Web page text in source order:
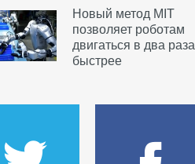
Новый метод MIT
позволяет роботам
двигаться в два раза
быстрее